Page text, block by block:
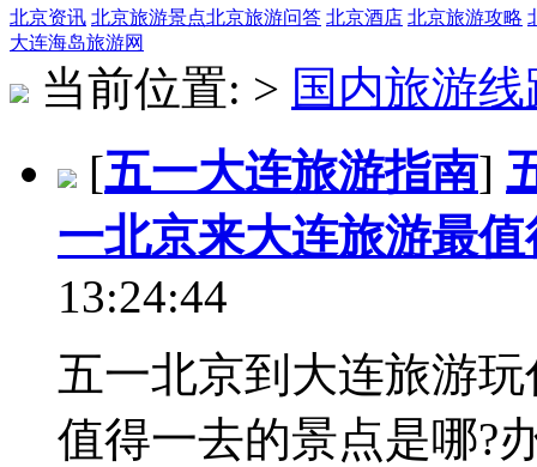
北京资讯 北京旅游景点北京旅游问答 北京酒店 北京旅游攻略
大连海岛旅游网
当前位置: > 国内旅游线
[五一大连旅游指南]
一北京来大连旅游最
13:24:44
五一北京到大连旅游
值得一去的景点是哪?